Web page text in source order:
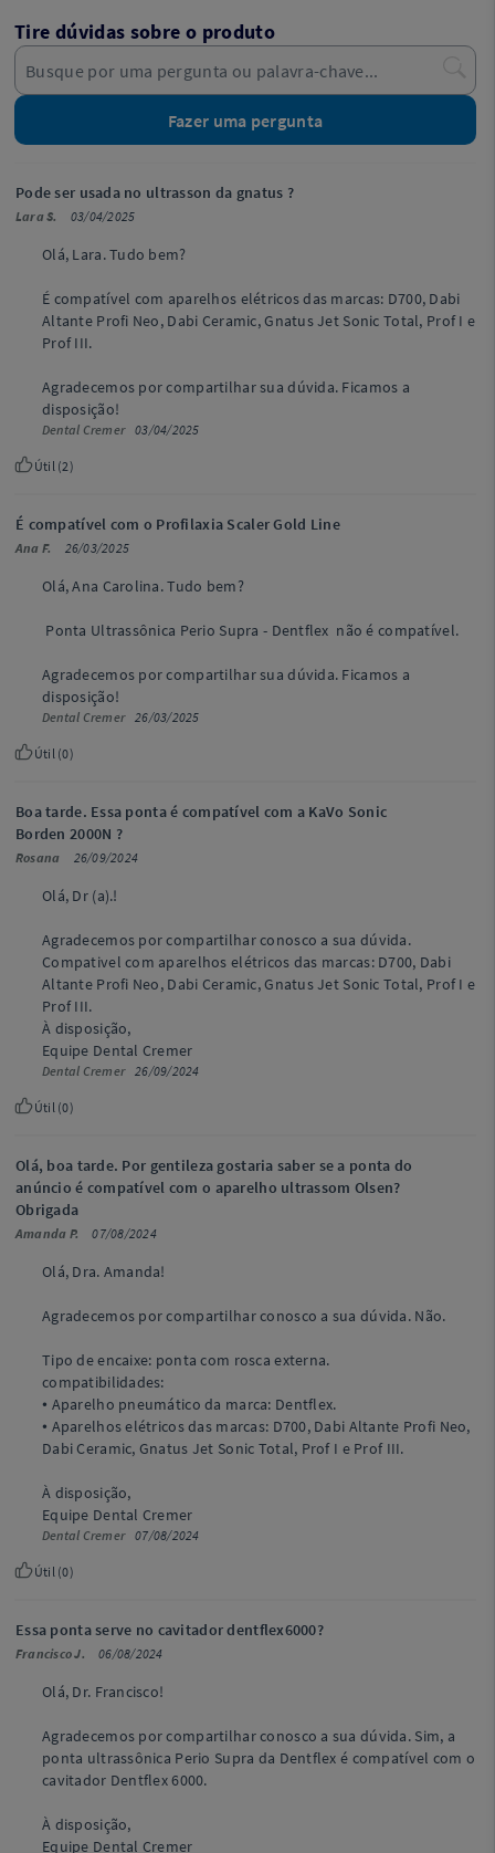
Tire dúvidas sobre o produto
Fazer uma pergunta
Pode ser usada no ultrasson da gnatus ?
Lara S. 03/04/2025
Olá, Lara. Tudo bem?
É compatível com aparelhos elétricos das marcas: D700, Dabi
Altante Profi Neo, Dabi Ceramic, Gnatus Jet Sonic Total, Prof I e
Prof III.
Agradecemos por compartilhar sua dúvida. Ficamos a
disposição!
Dental Cremer03/04/2025
Útil (2)
É compatível com o Profilaxia Scaler Gold Line
Ana F. 26/03/2025
Olá, Ana Carolina. Tudo bem?
Ponta Ultrassônica Perio Supra - Dentflex não é compatível.
Agradecemos por compartilhar sua dúvida. Ficamos a
disposição!
Dental Cremer26/03/2025
Útil (0)
Boa tarde. Essa ponta é compatível com a KaVo Sonic
Borden 2000N ?
Rosana 26/09/2024
Olá, Dr (a).!
Agradecemos por compartilhar conosco a sua dúvida.
Compativel com aparelhos elétricos das marcas: D700, Dabi
Altante Profi Neo, Dabi Ceramic, Gnatus Jet Sonic Total, Prof I e
Prof III.
À disposição,
Equipe Dental Cremer
Dental Cremer26/09/2024
Útil (0)
Olá, boa tarde. Por gentileza gostaria saber se a ponta do
anúncio é compatível com o aparelho ultrassom Olsen?
Obrigada
Amanda P. 07/08/2024
Olá, Dra. Amanda!
Agradecemos por compartilhar conosco a sua dúvida. Não.
Tipo de encaixe: ponta com rosca externa.
compatibilidades:
• Aparelho pneumático da marca: Dentflex.
• Aparelhos elétricos das marcas: D700, Dabi Altante Profi Neo,
Dabi Ceramic, Gnatus Jet Sonic Total, Prof I e Prof III.
À disposição,
Equipe Dental Cremer
Dental Cremer07/08/2024
Útil (0)
Essa ponta serve no cavitador dentflex6000?
Francisco J. 06/08/2024
Olá, Dr. Francisco!
Agradecemos por compartilhar conosco a sua dúvida. Sim, a
ponta ultrassônica Perio Supra da Dentflex é compatível com o
cavitador Dentflex 6000.
À disposição,
Equipe Dental Cremer